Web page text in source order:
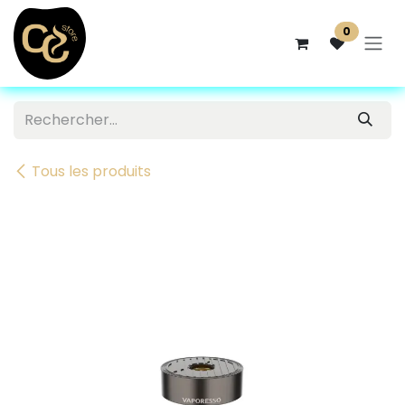
Se rendre au contenu
0
Tous les produits